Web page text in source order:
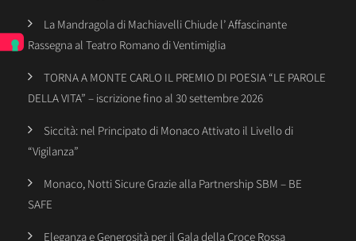
La Mandragola di Machiavelli Chiude l’ Affascinante
Rassegna al Teatro Romano di Ventimiglia
TORNA A MONTE CARLO IL PREMIO DI POESIA “LE PAROLE
DELLA VITA” – iscrizione fino al 30 settembre 2026
Siccità: nel Principato di Monaco Attivato il Livello di
“Vigilanza”
Monaco, Notti Sicure Grazie alla Partnership SBM – BE
SAFE
Eleganza e Generosità per il Gala della Croce Rossa